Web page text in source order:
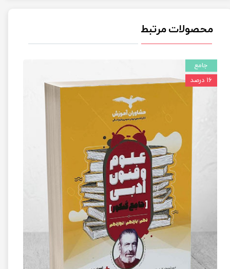
محصولات مرتبط
جامع
۱۶ درصد